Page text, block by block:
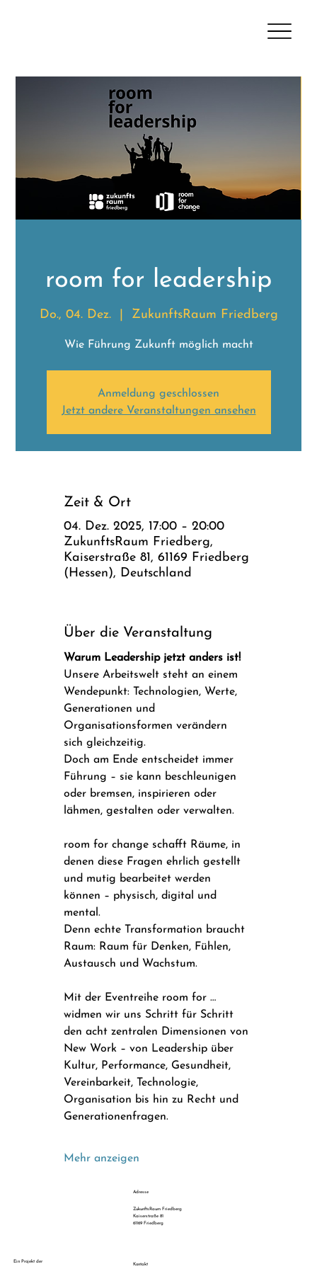
room for leadership
Do., 04. Dez.
  |
ZukunftsRaum Friedberg
Wie Führung Zukunft möglich macht
Anmeldung geschlossen
Jetzt andere Veranstaltungen ansehen
Zeit & Ort
04. Dez. 2025, 17:00 – 20:00
ZukunftsRaum Friedberg,
Kaiserstraße 81, 61169 Friedberg
(Hessen), Deutschland
Über die Veranstaltung
Warum Leadership jetzt anders ist!
Unsere Arbeitswelt steht an einem
Wendepunkt: Technologien, Werte,
Generationen und
Organisationsformen verändern
sich gleichzeitig.
Doch am Ende entscheidet immer
Führung – sie kann beschleunigen
oder bremsen, inspirieren oder
lähmen, gestalten oder verwalten.
room for change schafft Räume, in
denen diese Fragen ehrlich gestellt
und mutig bearbeitet werden
können – physisch, digital und
mental.
Denn echte Transformation braucht
Raum: Raum für Denken, Fühlen,
Austausch und Wachstum.
Mit der Eventreihe room for …
widmen wir uns Schritt für Schritt
den acht zentralen Dimensionen von
New Work – von Leadership über
Kultur, Performance, Gesundheit,
Vereinbarkeit, Technologie,
Organisation bis hin zu Recht und
Generationenfragen.
Mehr anzeigen
Ein Projekt der
Adresse
ZukunftsRaum Friedberg
Kaiserstraße 81
61169 Friedberg
Kontakt